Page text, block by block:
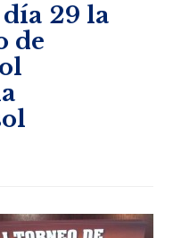
29 la
de